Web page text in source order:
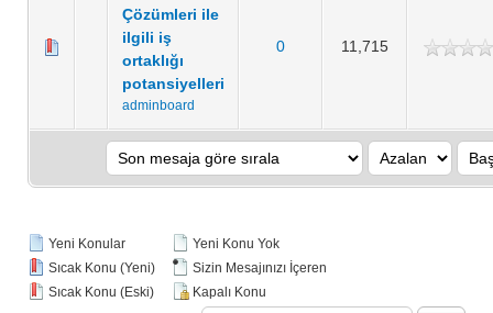
Çözümleri ile
ilgili iş
ortaklığı
potansiyelleri
adminboard
0 11,715
Yeni Konular
Sıcak Konu (Yeni)
Sıcak Konu (Eski)
Yeni Konu Yok
Sizin Mesajınızı İçeren
Kapalı Konu